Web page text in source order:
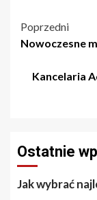
Poprzedni
Nowoczesne
Kancelaria
Ostatnie
Jak wybrać